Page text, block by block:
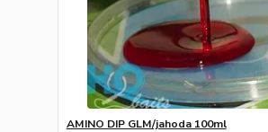
AMINO DIP GLM/jahoda 100ml